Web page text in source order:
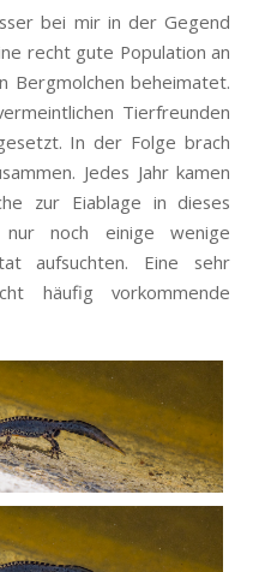
bei mir in der Gegend
recht gute Population an
Bergmolchen beheimatet.
Tierfreunden
In der Folge brach
Jedes Jahr kamen
zur Eiablage in dieses
nur noch einige wenige
aufsuchten. Eine sehr
häufig vorkommende